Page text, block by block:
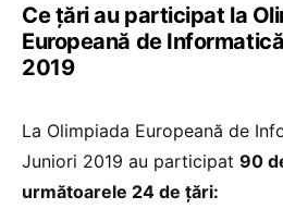
Ce țări au participat la
Europeană de
2019
La Olimpiada Europeană de
Juniori 2019 au participat 90
următoarele 24 de țări: